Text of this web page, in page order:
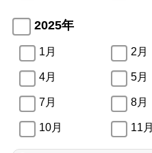
2025年
1月 2月
4月 5月
7月 8月
10月 11月